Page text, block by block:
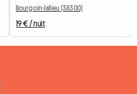
Bourgoin-Jallieu (38300)
19 € / nuit